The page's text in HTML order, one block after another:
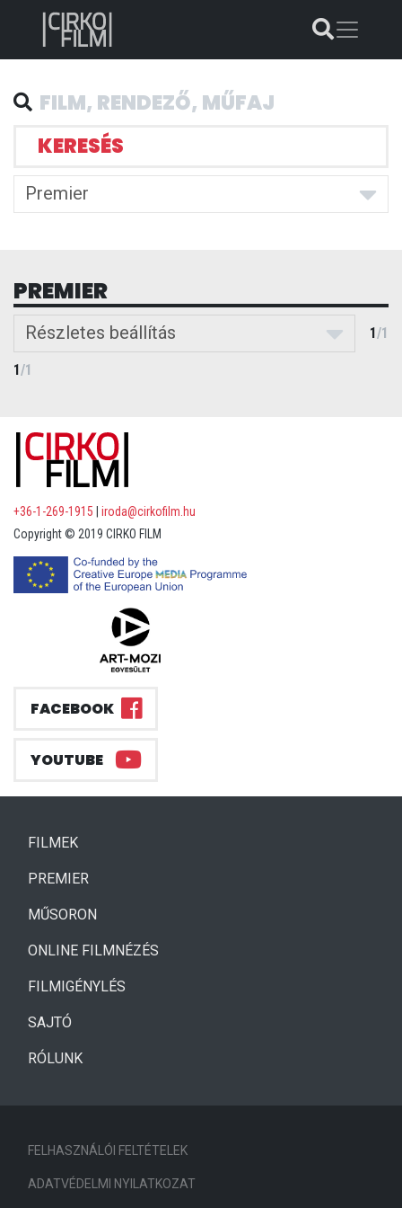
KERESÉS
Premier
PREMIER
Részletes beállítás 1/1
1/1
+36-1-269-1915
iroda@cirkofilm.hu
Copyright © 2019 CIRKO FILM
FACEBOOK
YOUTUBE
FILMEK(CURRENT)
PREMIER
MŰSORON
ONLINE FILMNÉZÉS
FILMIGÉNYLÉS
SAJTÓ
RÓLUNK
FELHASZNÁLÓI FELTÉTELEK
ADATVÉDELMI NYILATKOZAT